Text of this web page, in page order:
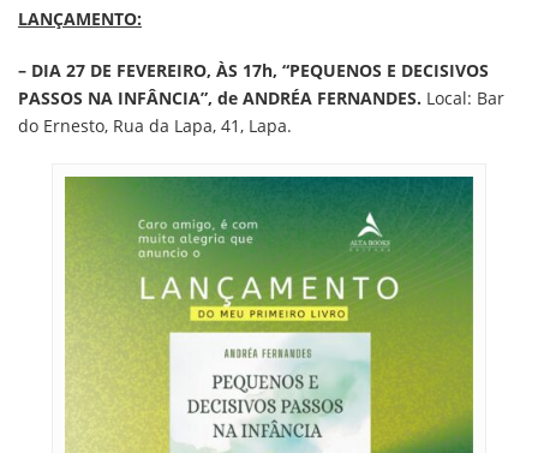
LANÇAMENTO:
– DIA 27 DE FEVEREIRO, ÀS 17h, “PEQUENOS E DECISIVOS
PASSOS NA INFÂNCIA”, de ANDRÉA FERNANDES. Local: Bar
do Ernesto, Rua da Lapa, 41, Lapa.